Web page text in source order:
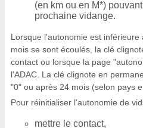
(en km ou en M*)
prochaine vidange.
Lorsque l'autonomie est
mois se sont écoulés, la clé
contact ou lorsque la page
l'ADAC. La clé clignote en
"0" ou après 24 mois (selon pays
Pour réinitialiser l'autonomie de
mettre le contact,